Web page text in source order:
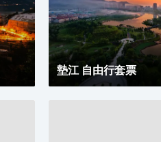
墊江 自由行套票